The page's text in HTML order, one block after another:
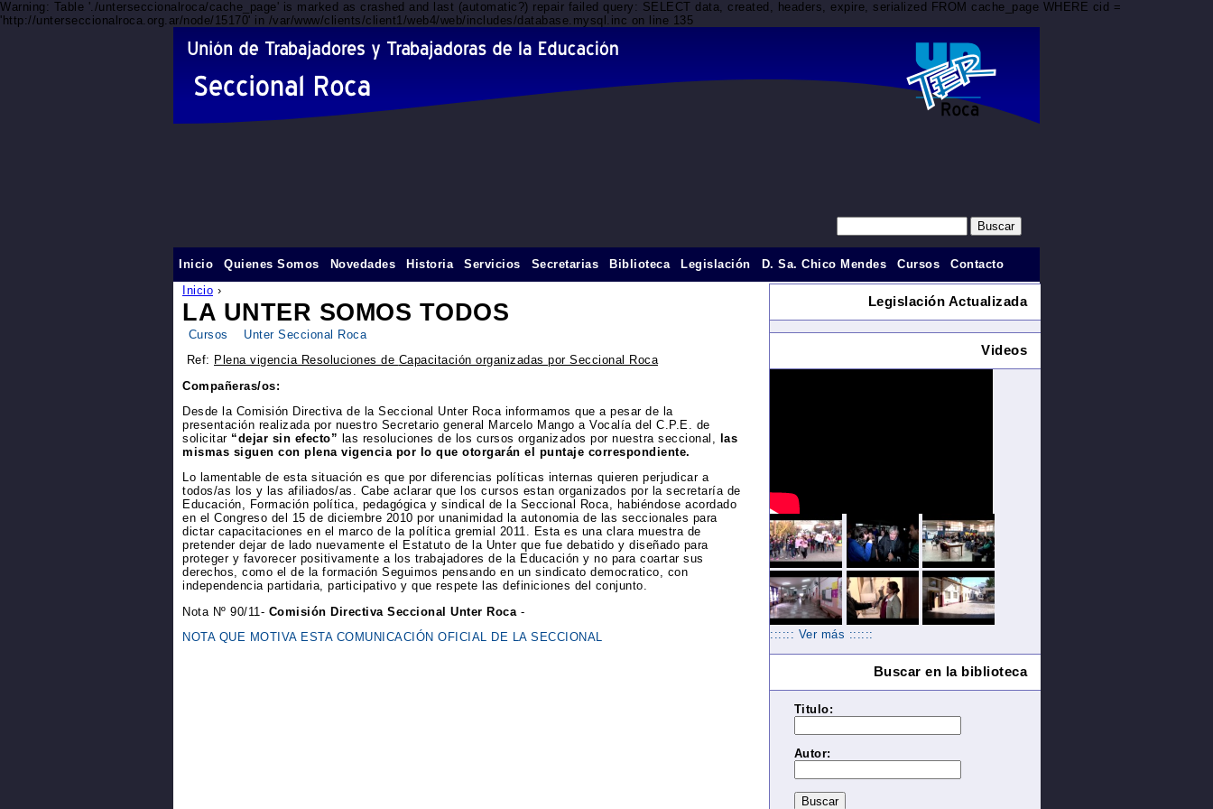
Warning: Table './unterseccionalroca/cache_page' is marked as crashed and last (automatic?) repair failed query: SELECT data, created, headers, expire, serialized FROM cache_page WHERE cid =
'http://unterseccionalroca.org.ar/node/15170' in /var/www/clients/client1/web4/web/includes/database.mysql.inc on line 135
Inicio ›
LA UNTER SOMOS TODOS
Cursos
Unter Seccional Roca
Ref: Plena vigencia Resoluciones de Capacitación organizadas por Seccional Roca
Compañeras/os:
Desde la Comisión Directiva de la Seccional Unter Roca informamos que a pesar de la
presentación realizada por nuestro Secretario general Marcelo Mango a Vocalía del C.P.E. de
solicitar “dejar sin efecto” las resoluciones de los cursos organizados por nuestra seccional,
las
mismas siguen con plena vigencia por lo que otorgarán el puntaje correspondiente.
Lo lamentable de esta situación es que por diferencias políticas internas quieren perjudicar a
todos/as los y las afiliados/as. Cabe aclarar que los cursos estan organizados por la secretaría de
Educación, Formación política, pedagógica y sindical de la Seccional Roca, habiéndose acordado
en el Congreso del 15 de diciembre 2010 por unanimidad la autonomia de las seccionales para
dictar capacitaciones en el marco de la política gremial 2011. Esta es una clara muestra de
pretender dejar de lado nuevamente el Estatuto de la Unter que fue debatido y diseñado para
proteger y favorecer positivamente a los trabajadores de la Educación y no para coartar sus
derechos, como el de la formación Seguimos pensando en un sindicato democratico, con
independencia partidaria, participativo y que respete las definiciones del conjunto.
Nota Nº 90/11- Comisión Directiva Seccional Unter Roca -
NOTA QUE MOTIVA ESTA COMUNICACIÓN OFICIAL DE LA SECCIONAL
Inicio Quienes Somos Novedades Historia Servicios Secretarias Biblioteca Legislación D. Sa. Chico Mendes Cursos Contacto
Legislación Actualizada
Videos
:::::: Ver más ::::::
Buscar en la biblioteca
Titulo:
Autor: